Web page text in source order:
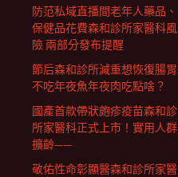
防范私域直播間老年人藥品、
保健品花費森和診所家醫科風
險 兩部分發布提醒
節后森和診所減重想恢復腸胃
不吃年夜魚年夜肉吃點啥？
國產首款帶狀皰疹疫苗森和診
所家醫科正式上市！實用人群
擴齡——
敬佑性命彰顯醫森和診所家醫